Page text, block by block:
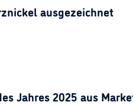
ausgezeichnet
Jahres 2025 aus